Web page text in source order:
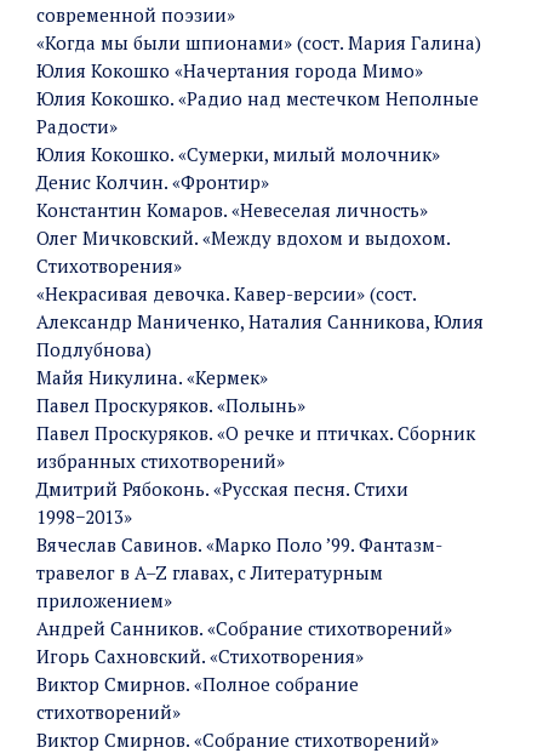
современной поэзии»
«Когда мы были шпионами» (сост. Мария Галина)
Юлия Кокошко «Начертания города Мимо»
Юлия Кокошко. «Радио над местечком Неполные
Радости»
Юлия Кокошко. «Сумерки, милый молочник»
Денис Колчин. «Фронтир»
Константин Комаров. «Невеселая личность»
Олег Мичковский. «Между вдохом и выдохом.
Стихотворения»
«Некрасивая девочка. Кавер-версии» (сост.
Александр Маниченко, Наталия Санникова, Юлия
Подлубнова)
Майя Никулина. «Кермек»
Павел Проскуряков. «Полынь»
Павел Проскуряков. «О речке и птичках. Сборник
избранных стихотворений»
Дмитрий Рябоконь. «Русская песня. Стихи
1998−2013»
Вячеслав Савинов. «Марко Поло ’99. Фантазм-
травелог в A–Z главах, с Литературным
приложением»
Андрей Санников. «Собрание стихотворений»
Игорь Сахновский. «Стихотворения»
Виктор Смирнов. «Полное собрание
стихотворений»
Виктор Смирнов. «Собрание стихотворений»